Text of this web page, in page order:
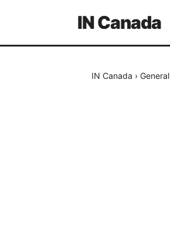
IN Canada
IN Canada › General